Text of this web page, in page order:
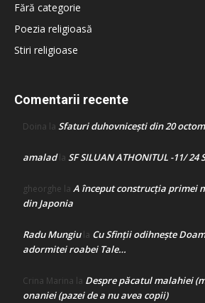
Fără categorie
Poezia religioasă
Stiri religioase
Comentarii recente
Doina la Sfaturi duhovnicești din 20
amaladla SF SILUAN ATHONITUL -11/ 24
gheorghe la A început construcţia primei
din Japonia
Radu Mungiula Cu Sfinții odihnește
adormitei roabei Tale…
Crina Marina la Despre păcatul malahiei
onaniei (pazei de a nu avea copii)